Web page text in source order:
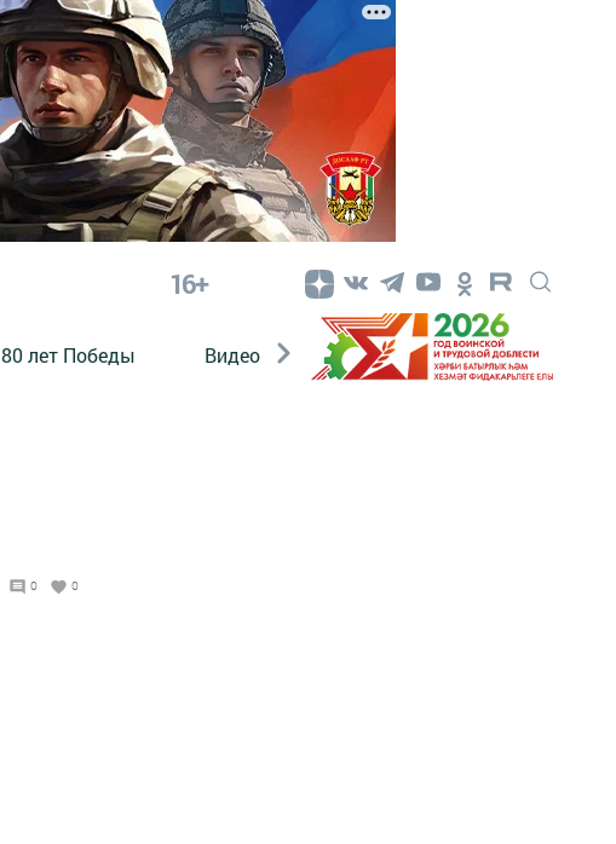
16+
80 лет Победы Видео Конкурсы ЭтноДети
0 0